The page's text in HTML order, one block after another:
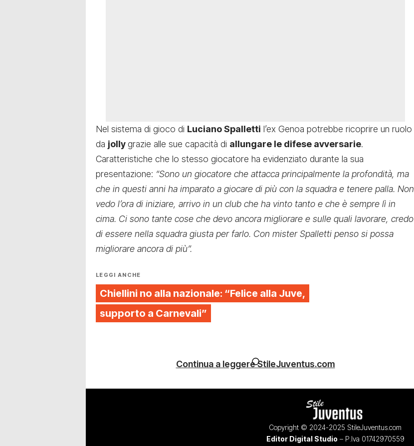
Nel sistema di gioco di Luciano Spalletti l’ex Genoa potrebbe ricoprire un ruolo
da jollygrazie alle sue capacità di allungare le difese avversarie.
Caratteristiche che lo stesso giocatore ha evidenziato durante la sua
presentazione: “Sono un giocatore che attacca principalmente la profondità, ma
che in questi anni ha imparato a giocare di più con la squadra e tenere palla. Non
vedo l’ora di iniziare, arrivo in un club che ha vinto tanto e che è sempre lì in
cima. Ci sono tante cose che devo ancora migliorare e sulle quali lavorare, credo
di essere nella squadra giusta per farlo. Con mister Spalletti penso si possa
migliorare ancora di più”.
LEGGI ANCHE
Chiellini no alla nazionale: “Felice alla Juve,
supporto a Carnevali”
Continua a leggere StileJuventus.com
Copyright © 2024-2025 StileJuventus.com
Editor Digital Studio – P.Iva 01742970559